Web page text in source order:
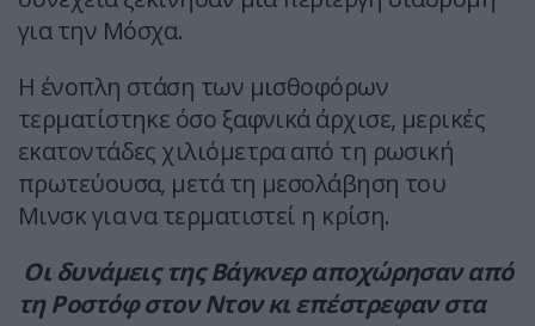
για την Μόσχα.
Η ένοπλη στάση των μισθοφόρων
τερματίστηκε όσο ξαφνικά άρχισε, μερικές
εκατοντάδες χιλιόμετρα από τη ρωσική
πρωτεύουσα, μετά τη μεσολάβηση του
Μινσκ για να τερματιστεί η κρίση.
Οι δυνάμεις της Βάγκνερ αποχώρησαν από
τη Ροστόφ στον Ντον κι επέστρεφαν στα